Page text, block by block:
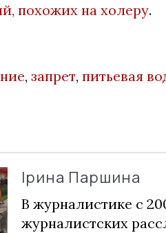
похожих на холеру.
, запрет, питьевая
Ірина Паршина
В журналистике с
журналистских